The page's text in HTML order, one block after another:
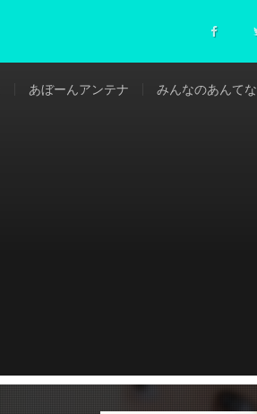
あぼーんアンテナ みんなのあんてな